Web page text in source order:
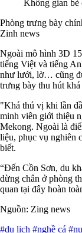
Không gian bè
Phòng trưng bày
Zinh news
Ngoài mô hình 3D
tiếng Việt và tiếng
như lưới, lờ… cũng
trưng bày thu hút
"Khá thú vị khi lần
minh viên giới thiệu
Mekong. Ngoài là
liệu, phục vụ nghiên
biết.
“Đến Cồn Sơn, du
dừng chân ở phòng
quan tại đây hoàn
Nguồn: Zing news
#du lịch #nghề cá